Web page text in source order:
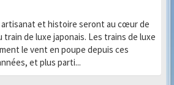
et histoire seront au cœur de
train de luxe japonais. Les trains de luxe
le vent en poupe depuis ces
et plus parti...